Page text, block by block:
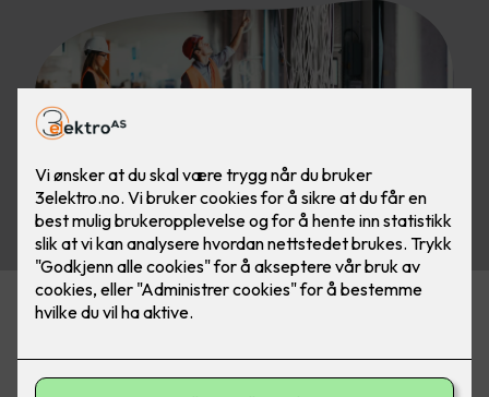
Det nye sortimentet er tilgjengelig i Nexans’ nye